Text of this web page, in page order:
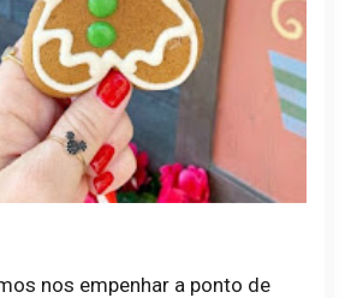
nos empenhar a ponto de